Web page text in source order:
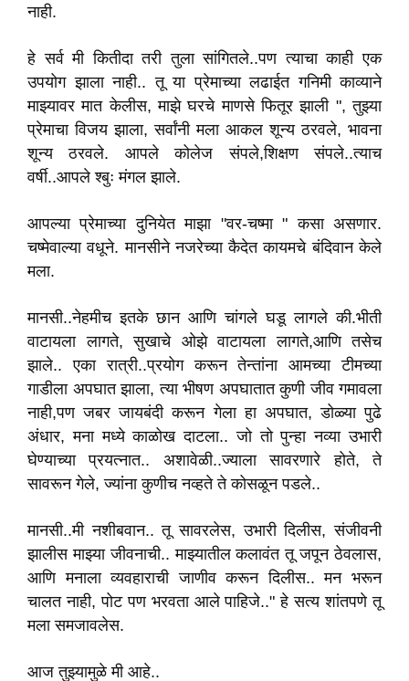
नाही.
हे सर्व मी कितीदा तरी तुला सांगितले..पण त्याचा काही एक
उपयोग झाला नाही.. तू या प्रेमाच्या लढाईत गनिमी काव्याने
माझ्यावर मात केलीस, माझे घरचे माणसे फितूर झाली ", तुझ्या
प्रेमाचा विजय झाला, सर्वांनी मला आकल शून्य ठरवले, भावना
शून्य ठरवले. आपले कोलेज संपले,शिक्षण संपले..त्याच
वर्षी..आपले श्बुः मंगल झाले.
आपल्या प्रेमाच्या दुनियेत माझा "वर-चष्मा " कसा असणार.
चष्मेवाल्या वधूने. मानसीने नजरेच्या कैदेत कायमचे बंदिवान केले
मला.
मानसी..नेहमीच इतके छान आणि चांगले घडू लागले की.भीती
वाटायला लागते, सुखाचे ओझे वाटायला लागते,आणि तसेच
झाले.. एका रात्री..प्रयोग करून तेन्तांना आमच्या टीमच्या
गाडीला अपघात झाला, त्या भीषण अपघातात कुणी जीव गमावला
नाही,पण जबर जायबंदी करून गेला हा अपघात, डोळ्या पुढे
अंधार, मना मध्ये काळोख दाटला.. जो तो पुन्हा नव्या उभारी
घेण्याच्या प्रयत्नात.. अशावेळी..ज्याला सावरणारे होते, ते
सावरून गेले, ज्यांना कुणीच नव्हते ते कोसळून पडले..
मानसी..मी नशीबवान.. तू सावरलेस, उभारी दिलीस, संजीवनी
झालीस माझ्या जीवनाची.. माझ्यातील कलावंत तू जपून ठेवलास,
आणि मनाला व्यवहाराची जाणीव करून दिलीस.. मन भरून
चालत नाही, पोट पण भरवता आले पाहिजे.." हे सत्य शांतपणे तू
मला समजावलेस.
आज तुझ्यामुळे मी आहे..